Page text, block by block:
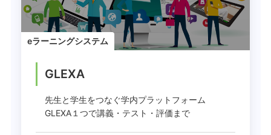
eラーニングシステム
GLEXA
先生と学生をつなぐ学内プラットフォーム
GLEXA１つで講義・テスト・評価まで